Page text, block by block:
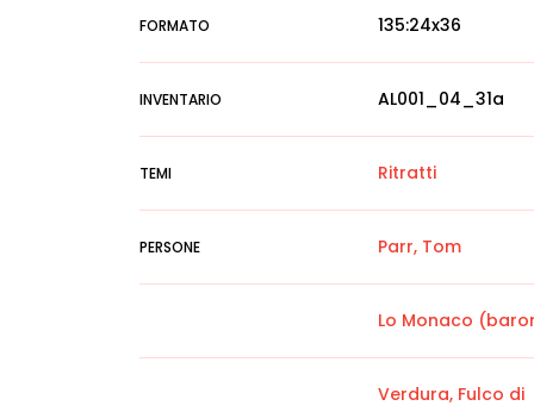
FORMATO 135:24x36
INVENTARIO AL001_04_31a
TEMI Ritratti
PERSONE Parr, Tom
Lo Monaco
Verdura, Fulco di